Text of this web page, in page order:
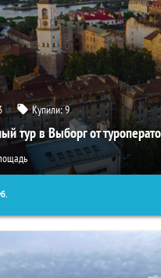
Купили:9
тур в Выборг от